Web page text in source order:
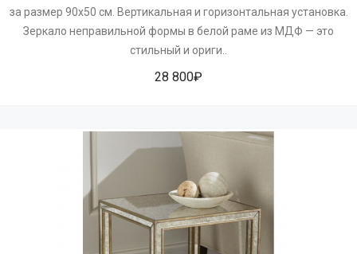
за размер 90х50 см. Вертикальная и горизонтальная установка.
Зеркало неправильной формы в белой раме из МДФ — это
стильный и ориги..
28 800₽